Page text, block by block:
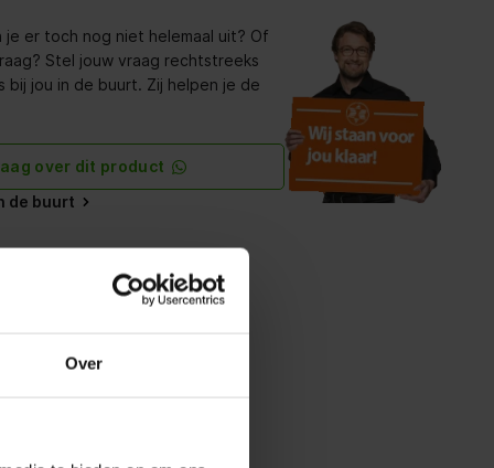
Over
er toch nog niet helemaal uit? Of
Stel jouw vraag rechtstreeks
bij jou in de buurt. Zij helpen je de
over dit product
de buurt